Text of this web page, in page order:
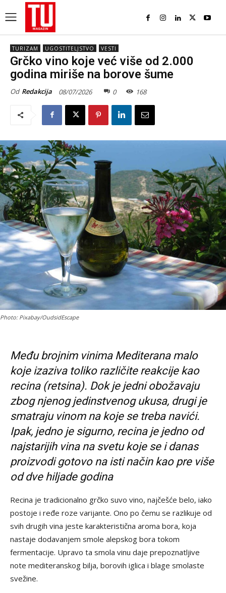
TURIZAM UGOSTITELJSTVO VESTI
Grčko vino koje već više od 2.000
godina miriše na borove šume
Od Redakcija 08/07/2026 0 168
Photo: Pixabay/OudsidEscape
Među brojnim vinima Mediterana malo
koje izaziva toliko različite reakcije kao
recina (retsina). Dok je jedni obožavaju
zbog njenog jedinstvenog ukusa, drugi je
smatraju vinom na koje se treba navići.
Ipak, jedno je sigurno, recina je jedno od
najstarijih vina na svetu koje se i danas
proizvodi gotovo na isti način kao pre više
od dve hiljade godina
Recina je tradicionalno grčko suvo vino, najčešće belo, iako
postoje i ređe roze varijante. Ono po čemu se razlikuje od
svih drugih vina jeste karakteristična aroma bora, koja
nastaje dodavanjem smole alepskog bora tokom
fermentacije. Upravo ta smola vinu daje prepoznatljive
note mediteranskog bilja, borovih iglica i blage smolaste
svežine.